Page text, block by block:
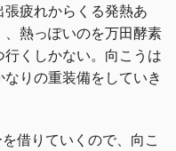
疲れからくる発熱あ
熱っぽいのを万田酵素
くしかない。向こうは
りの重装備をしていき
借りていくので、向こ